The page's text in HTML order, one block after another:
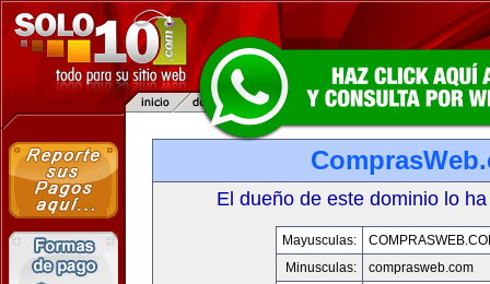
El dueño de este dominio lo
Mayusculas:
Minusculas:
comprasweb.com